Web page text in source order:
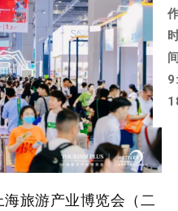
旅游产业博览会（二